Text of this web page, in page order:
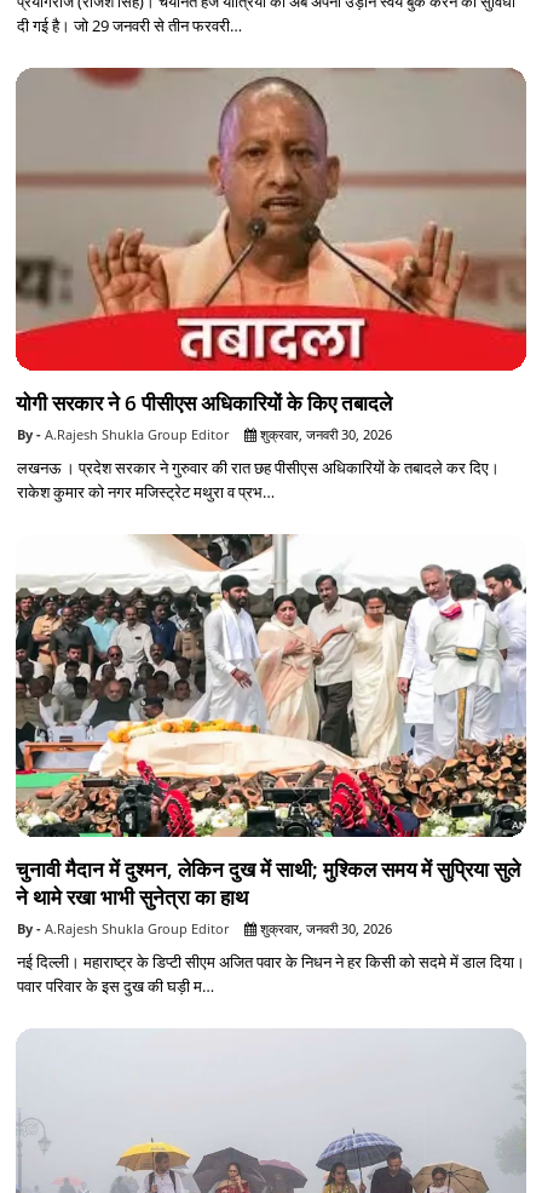
दी गई है। जो 29 जनवरी से तीन फरवरी…
योगी सरकार ने 6 पीसीएस अधिकारियों के किए तबादले
A.Rajesh Shukla Group Editor शुक्रवार, जनवरी 30, 2026
लखनऊ । प्रदेश सरकार ने गुरुवार की रात छह पीसीएस अधिकारियों के तबादले कर दिए।
राकेश कुमार को नगर मजिस्ट्रेट मथुरा व प्रभ…
चुनावी मैदान में दुश्मन, लेकिन दुख में साथी; मुश्किल समय में सुप्रिया सुले
ने थामे रखा भाभी सुनेत्रा का हाथ
A.Rajesh Shukla Group Editor शुक्रवार, जनवरी 30, 2026
नई दिल्ली। महाराष्ट्र के डिप्टी सीएम अजित पवार के निधन ने हर किसी को सदमे में डाल दिया।
पवार परिवार के इस दुख की घड़ी म…